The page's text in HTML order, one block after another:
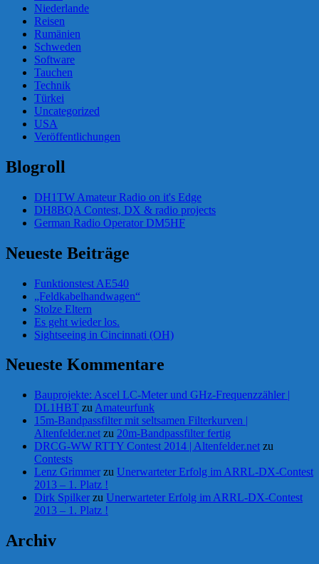
Niederlande
Reisen
Rumänien
Schweden
Software
Tauchen
Technik
Türkei
Uncategorized
USA
Veröffentlichungen
Blogroll
DH1TW Amateur Radio on it's Edge
DH8BQA Contest, DX & radio projects
German Radio Operator DM5HF
Neueste Beiträge
Funktionstest AE540
„Feldkabelhandwagen“
Stolze Eltern
Es geht wieder los.
Sightseeing in Cincinnati (OH)
Neueste Kommentare
Bauprojekte: Ascel LC-Meter und GHz-Frequenzzähler |
DL1HBT zu Amateurfunk
15m-Bandpassfilter mit seltsamen Filterkurven |
Altenfelder.net zu 20m-Bandpassfilter fertig
DRCG-WW RTTY Contest 2014 | Altenfelder.net zu
Contests
Lenz Grimmer zu Unerwarteter Erfolg im ARRL-DX-Contest
2013 – 1. Platz !
Dirk Spilker zu Unerwarteter Erfolg im ARRL-DX-Contest
2013 – 1. Platz !
Archiv